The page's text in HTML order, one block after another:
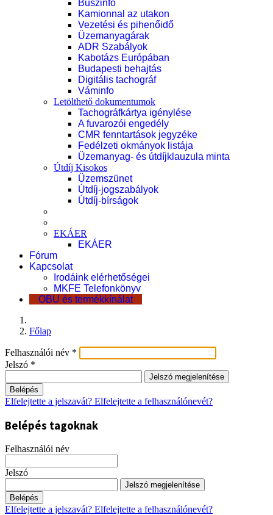
Buszinfo
Kamionnal az utakon
Vezetési és pihenőidő
Üzemanyagárak
ADR Szabályok
Kabotázs Európában
Budapesti behajtás
Digitális tachográf
Váminfo
Letölthető dokumentumok
Tachográfkártya igénylése
A fuvarozói engedély
CMR fenntartások jegyzéke
Fedélzeti okmányok listája
Üzemanyag- és útdíjklauzula minta
Útdíj Kisokos
Üzemszünet
Útdíj-jogszabályok
Útdíj-bírságok
EKÁER
EKÁER
Fórum
Kapcsolat
Irodáink elérhetőségei
MKFE Telefonkönyv
OBU és termékkínálat
Főlap
Felhasználói név *
Jelszó *
Jelszó megjelenítése
Belépés
Elfelejtette a jelszavát? Elfelejtette a felhasználónevét?
Belépés tagoknak
Felhasználói név
Jelszó
Jelszó megjelenítése
Belépés
Elfelejtette a jelszavát? Elfelejtette a felhasználónevét?